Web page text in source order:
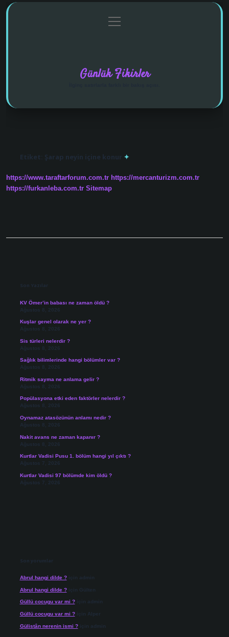
Gizlilik Politikası
menüyü
aç
Günlük Fikirler
Etiket: Şarap neyin içine konur
https://www.taraftarforum.com.tr https://mercanturizm.com.tr
https://furkanleba.com.tr Sitemap
Son Yazılar
KV Ömer’in babası ne zaman öldü ?
Ağustos 8, 2026
Kuşlar genel olarak ne yer ?
Ağustos 8, 2026
Sis türleri nelerdir ?
Ağustos 8, 2026
Sağlık bilimlerinde hangi bölümler var ?
Ağustos 8, 2026
Ritmik sayma ne anlama gelir ?
Ağustos 8, 2026
Popülasyona etki eden faktörler nelerdir ?
Ağustos 8, 2026
Oynamaz atasözünün anlamı nedir ?
Ağustos 8, 2026
Nakit avans ne zaman kapanır ?
Ağustos 8, 2026
Kurtlar Vadisi Pusu 1. bölüm hangi yıl çıktı ?
Ağustos 7, 2026
Kurtlar Vadisi 97 bölümde kim öldü ?
Ağustos 7, 2026
Son yorumlar
Abrul hangi dilde ?için admin
Abrul hangi dilde ?için Gülten
Güllü cocugu var mi ?için admin
Güllü cocugu var mi ?için Alper
Gülistân nerenin ismi ?için admin